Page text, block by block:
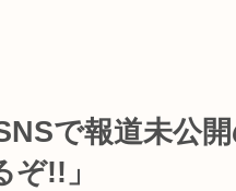
で報道未公
!!」